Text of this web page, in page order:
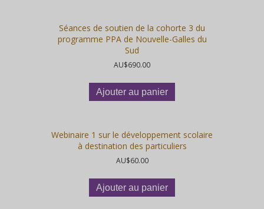
Séances de soutien de la cohorte 3 du
programme PPA de Nouvelle-Galles du
Sud
AU$690.00
Ajouter au panier
Webinaire 1 sur le développement scolaire
à destination des particuliers
AU$60.00
Ajouter au panier